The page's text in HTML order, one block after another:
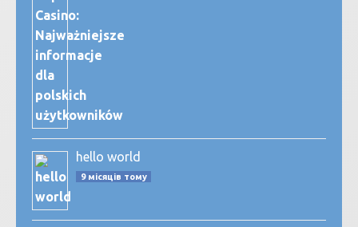
hello world
9 місяців тому